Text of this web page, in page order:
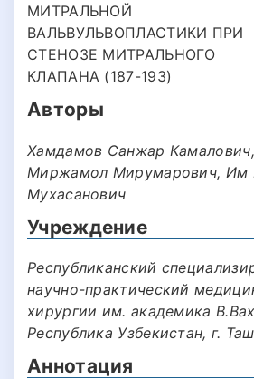
МИТРАЛЬНОЙ
ВАЛЬВУЛЬВОПЛАСТИКИ ПРИ
СТЕНОЗЕ МИТРАЛЬНОГО
КЛАПАНА (187-193)
Авторы
Хамдамов Санжар
Миржамол Мирумарович, Им
Мухасанович
Учреждение
Республиканский
научно-практический
хирургии им. академика
Республика Узбекистан, г.
Аннотация